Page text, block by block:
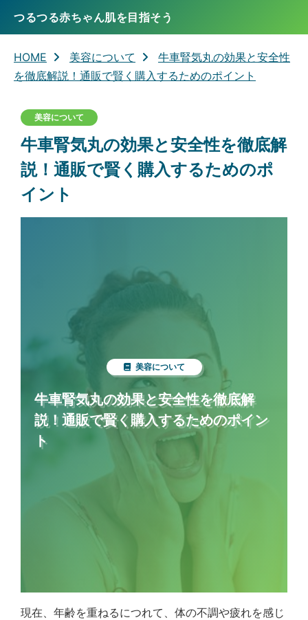
つるつる赤ちゃん肌を目指そう
HOME 美容について
牛車腎気丸の効果と安全性
を徹底解説！通販で賢く購入するためのポイント
美容について
牛車腎気丸の効果と安全性を徹底解
説！通販で賢く購入するためのポ
イント
美容について
牛車腎気丸の効果と安全性を徹底解
説！通販で賢く購入するためのポイン
ト
現在、年齢を重ねるにつれて、体の不調や疲れを感じ